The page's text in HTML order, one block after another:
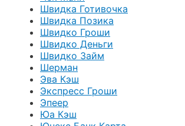
Швидка Готивочка
Швидка Позика
Швидко Гроши
Швидко Деньги
Швидко Займ
Шерман
Эва Кэш
Экспресс Гроши
Эпеер
Юа Кэш